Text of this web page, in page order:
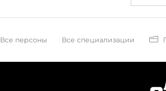
Все персоны Все специализации